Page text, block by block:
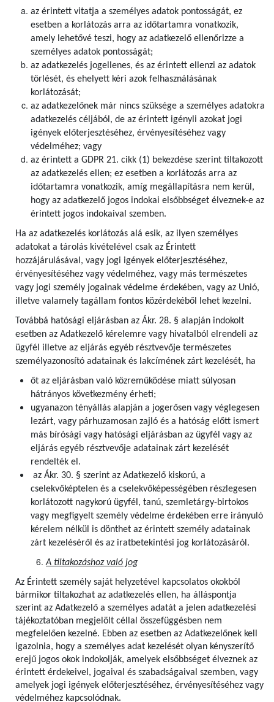
az érintett vitatja a személyes adatok pontosságát, ez
esetben a korlátozás arra az időtartamra vonatkozik,
amely lehetővé teszi, hogy az adatkezelő ellenőrizze a
személyes adatok pontosságát;
az adatkezelés jogellenes, és az érintett ellenzi az adatok
törlését, és ehelyett kéri azok felhasználásának
korlátozását;
az adatkezelőnek már nincs szüksége a személyes adatokra
adatkezelés céljából, de az érintett igényli azokat jogi
igények előterjesztéséhez, érvényesítéséhez vagy
védelméhez; vagy
az érintett a GDPR 21. cikk (1) bekezdése szerint tiltakozott
az adatkezelés ellen; ez esetben a korlátozás arra az
időtartamra vonatkozik, amíg megállapításra nem kerül,
hogy az adatkezelő jogos indokai elsőbbséget élveznek-e az
érintett jogos indokaival szemben.
Ha az adatkezelés korlátozás alá esik, az ilyen személyes
adatokat a tárolás kivételével csak az Érintett
hozzájárulásával, vagy jogi igények előterjesztéséhez,
érvényesítéséhez vagy védelméhez, vagy más természetes
vagy jogi személy jogainak védelme érdekében, vagy az Unió,
illetve valamely tagállam fontos közérdekéből lehet kezelni.
Továbbá hatósági eljárásban az Ákr. 28. § alapján indokolt
esetben az Adatkezelő kérelemre vagy hivatalból elrendeli az
ügyfél illetve az eljárás egyéb résztvevője természetes
személyazonosító adatainak és lakcímének zárt kezelését, ha
őt az eljárásban való közreműködése miatt súlyosan
hátrányos következmény érheti;
ugyanazon tényállás alapján a jogerősen vagy véglegesen
lezárt, vagy párhuzamosan zajló és a hatóság előtt ismert
más bírósági vagy hatósági eljárásban az ügyfél vagy az
eljárás egyéb résztvevője adatainak zárt kezelését
rendelték el.
az Ákr. 30. § szerint az Adatkezelő kiskorú, a
cselekvőképtelen és a cselekvőképességében részlegesen
korlátozott nagykorú ügyfél, tanú, szemletárgy-birtokos
vagy megfigyelt személy védelme érdekében erre irányuló
kérelem nélkül is dönthet az érintett személy adatainak
zárt kezeléséről és az iratbetekintési jog korlátozásáról.
A tiltakozáshoz való jog
Az Érintett személy saját helyzetével kapcsolatos okokból
bármikor tiltakozhat az adatkezelés ellen, ha álláspontja
szerint az Adatkezelő a személyes adatát a jelen adatkezelési
tájékoztatóban megjelölt céllal összefüggésben nem
megfelelően kezelné. Ebben az esetben az Adatkezelőnek kell
igazolnia, hogy a személyes adat kezelését olyan kényszerítő
erejű jogos okok indokolják, amelyek elsőbbséget élveznek az
érintett érdekeivel, jogaival és szabadságaival szemben, vagy
amelyek jogi igények előterjesztéséhez, érvényesítéséhez vagy
védelméhez kapcsolódnak.